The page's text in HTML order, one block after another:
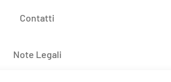
Contatti
Note Legali